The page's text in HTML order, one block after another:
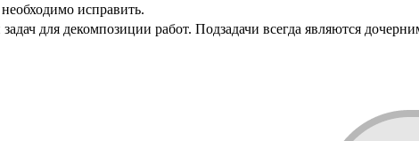
исправить.
для декомпозиции работ. Подзадачи всегда являются